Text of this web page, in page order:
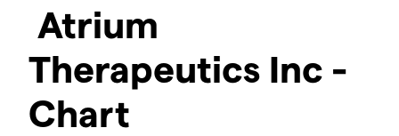
Atrium
Therapeutics Inc -
Chart